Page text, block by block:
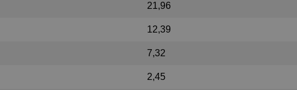
21,96
12,39
7,32
2,45